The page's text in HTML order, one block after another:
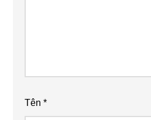
Tên*